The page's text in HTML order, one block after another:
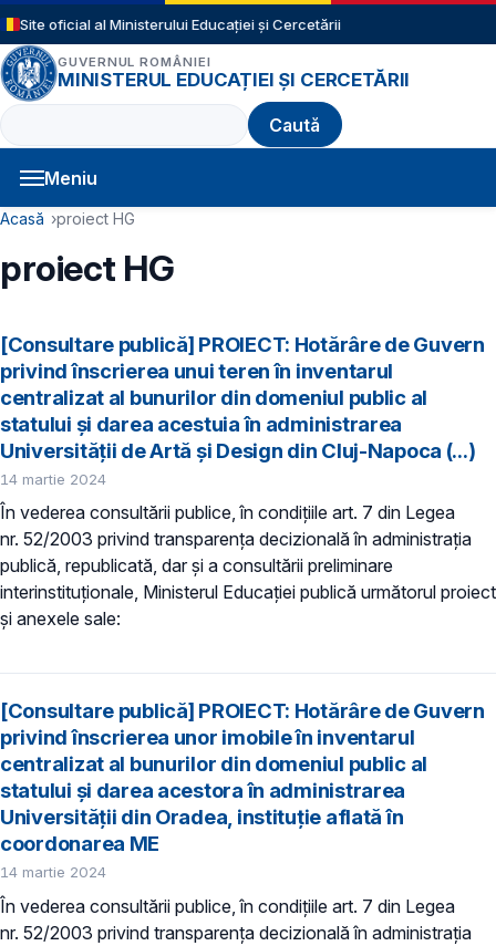
Sari la conținutul principal
Site oficial al Ministerului Educației și Cercetării
GUVERNUL ROMÂNIEI
MINISTERUL EDUCAȚIEI ȘI CERCETĂRII
Caută
Meniu
Navigație principală
Cale de navigare
Acasă proiect HG
proiect HG
[Consultare publică] PROIECT: Hotărâre de Guvern
privind înscrierea unui teren în inventarul
centralizat al bunurilor din domeniul public al
statului și darea acestuia în administrarea
Universității de Artă și Design din Cluj-Napoca (...)
14 martie 2024
În vederea consultării publice, în condiţiile art. 7 din Legea
nr. 52/2003 privind transparenţa decizională în administraţia
publică, republicată, dar și a consultării preliminare
interinstituționale, Ministerul Educaţiei publică următorul proiect
și anexele sale:
[Consultare publică] PROIECT: Hotărâre de Guvern
privind înscrierea unor imobile în inventarul
centralizat al bunurilor din domeniul public al
statului și darea acestora în administrarea
Universității din Oradea, instituție aflată în
coordonarea ME
14 martie 2024
În vederea consultării publice, în condiţiile art. 7 din Legea
nr. 52/2003 privind transparenţa decizională în administraţia